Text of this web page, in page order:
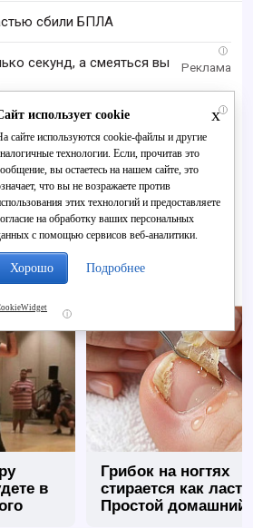
сбили БПЛА
i
секунд, а смеяться вы
i
Крыма: Что люди
видят...
пожаре в садах сгорел
дороги Оричи - Коршик
i
в
Грибок на ногтях
стирается как
Простой домашний
x
использует cookie
сайте используются cookie-файлы и другие
технологии. Если, прочитав это
вы остаетесь на нашем сайте, это
что вы не возражаете против
этих технологий и предоставляете
на обработку ваших персональных
с помощью сервисов веб-аналитики.
Хорошо Подробнее